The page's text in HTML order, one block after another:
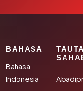
BAHASA
Bahasa
Indonesia